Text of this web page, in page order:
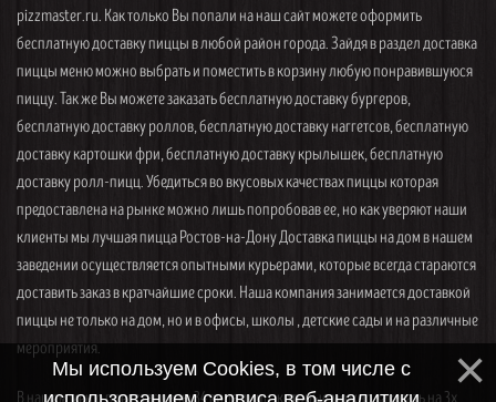
pizzmaster.ru. Как только Вы попали на наш сайт можете оформить
бесплатную доставку пиццы в любой район города. Зайдя в раздел доставка
пиццы меню можно выбрать и поместить в корзину любую понравившуюся
пиццу. Так же Вы можете заказать бесплатную доставку бургеров,
бесплатную доставку роллов, бесплатную доставку наггетсов, бесплатную
доставку картошки фри, бесплатную доставку крылышек, бесплатную
доставку ролл-пицц. Убедиться во вкусовых качествах пиццы которая
предоставлена на рынке можно лишь попробовав ее, но как уверяют наши
клиенты мы лучшая пицца Ростов-на-Дону Доставка пиццы на дом в нашем
заведении осуществляется опытными курьерами, которые всегда стараются
доставить заказ в кратчайшие сроки. Наша компания занимается доставкой
пиццы не только на дом, но и в офисы, школы , детские сады и на различные
мероприятия.
Мы используем Cookies, в том числе с